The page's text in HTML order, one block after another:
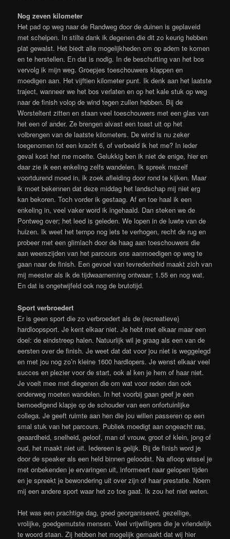
Nog zeven kilometer
Het pad op weg naar de Randweg door de duinen is geplaveid
met schelpen. In stilte dank ik degenen die dit zo keurig hebben
plat gewalst. Het biedt alle mogelijkheden om op adem te komen
en te herstellen. En dat is nodig. In de beschutting van het bos
vervolg ik mijn weg. Groepjes toeschouwers klappen en
moedigen aan. Het vijftien kilometer punt. Ik denk aan het laatste
traject, wanneer we het bos verlaten en op het kale stuk op weg
naar de finish volop de wind tegen zullen hebben. Bij de
Worsteltent zitten en staan veel toeschouwers met een glas van
het een of ander. Ze brengen alvast een toast uit op het
volbrengen van de laatste kilometers. De wind is nu zeker
toegenomen tot een kracht 6, of verbeeld ik het me? In ieder
geval kost het me moeite. Gelukkig ben ik niet de enige, hier en
daar zie ik een enkeling zelfs wandelen. Ik spreek mezelf
voortdurend moed in, ik zoek afleiding door rond te kijken. Maar
ik moet bekennen dat deze middag het landschap mij niet erg
kan bekoren. Toch vorder ik gestaag. Af en toe haal ik een
enkeling in, veel vaker word ik ingehaald. Dan steken we de
Pontweg over; het leed is geleden. We lopen in de luwte van de
huizen. Ik weet het tempo nog iets te verhogen, recht de rug en
probeer met een glimlach door de haag aan toeschouwers die
aan weerszijden van het parcours ons aanmoedigen op weg te
gaan naar de finish. Een gevoel van tevredenheid maakt zich van
mij meester als ik de tijdwaarneming ontwaar; 1.55 en nog wat.
En dat is ongetwijfeld ook nog de brutotijd.
Sport verbroedert
Er is geen sport die zo verbroedert als de (recreatieve)
hardloopsport. Je kent elkaar niet. Je hebt met elkaar maar een
doel: de eindstreep halen. Natuurlijk wil je graag als een van de
eersten over de finish. Je weet dat dat voor jou niet is weggelegd
en met jou nog zo’n kleine 1600 hardlopers. Je wenst elkaar veel
succes en plezier voor de start, ook al ken je hem of haar niet.
Je voelt mee met diegenen die om wat voor reden dan ook
onderweg moeten wandelen. In het voorbij gaan geef je een
bemoedigend klapje op de schouder van een onfortuinlijke
collega. Je geeft ruimte aan hen die jou willen passeren op een
smal stuk van het parcours. Publiek moedigt aan ongeacht ras,
geaardheid, snelheid, geloof, man of vrouw, groot of klein, jong of
oud, het maakt niet uit. Iedereen is gelijk. Bij de finish word je
door de speaker als een held binnen geloodst. Na afloop wissel je
met onbekenden je ervaringen uit, informeert naar gelopen tijden
en je spreekt je bewondering uit over zijn of haar prestatie. Noem
mij een andere sport waar het zo toe gaat. Ik zou het niet weten.
Het was een prachtige dag, goed georganiseerd, gezellige,
vrolijke, goedgemutste mensen. Veel vrijwilligers die je vriendelijk
te woord staan. Zij hebben het mogelijk gemaakt dat wij hier